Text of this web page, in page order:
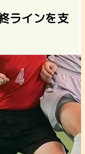
ラインを支